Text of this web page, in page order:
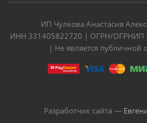
ИП Чулкова Анастасия
ИНН 331405822720 | ОГРН/ОГРНИП
| Не является публичной
Разработчик сайта —